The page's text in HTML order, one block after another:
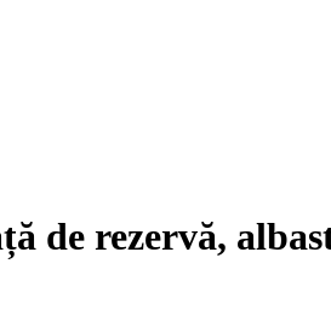
de rezervă,